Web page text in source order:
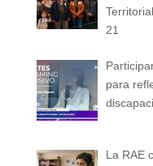
21
para
La RAE